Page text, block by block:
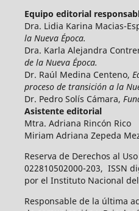
Equipo editorial
Dra. Lidia Karina Macias-
la Nueva Época.
Dra. Karla Alejandra
de la Nueva Época.
Dr. Raúl Medina Centeno,
proceso de transición a la
Dr. Pedro Solís Cámara,
Asistente editorial
Mtra. Adriana Rincón Rico
Miriam Adriana Zepeda
Reserva de Derechos al
022810502000-203, ISSN
por el Instituto Nacional
Responsable de la última